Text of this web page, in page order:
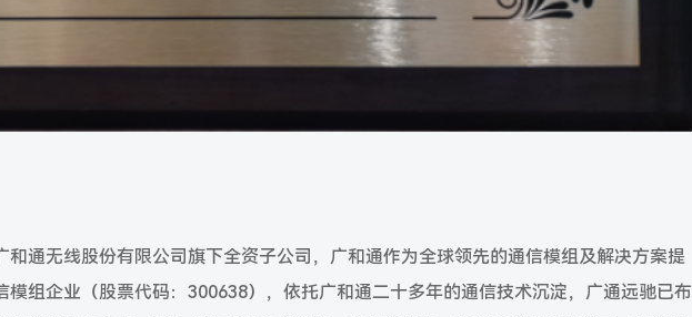
和通无线股份有限公司旗下全资子公司，广和通作为全球领先的通信模组及解决方案提
模组企业（股票代码：300638），依托广和通二十多年的通信技术沉淀，广通远驰已布